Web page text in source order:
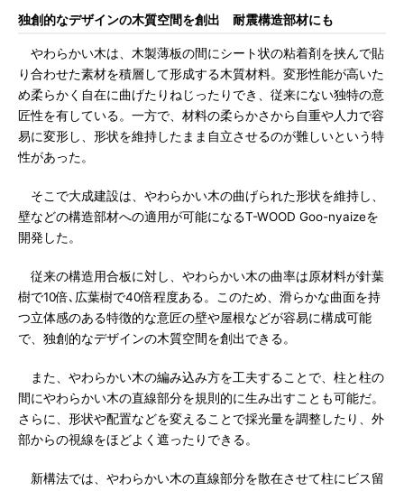
独創的なデザインの木質空間を創出 耐震構造部材にも
やわらかい木は、木製薄板の間にシート状の粘着剤を挟んで貼
り合わせた素材を積層して形成する木質材料。変形性能が高いた
め柔らかく自在に曲げたりねじったりでき、従来にない独特の意
匠性を有している。一方で、材料の柔らかさから自重や人力で容
易に変形し、形状を維持したまま自立させるのが難しいという特
性があった。
そこで大成建設は、やわらかい木の曲げられた形状を維持し、
壁などの構造部材への適用が可能になるT-WOOD Goo-nyaizeを
開発した。
従来の構造用合板に対し、やわらかい木の曲率は原材料が針葉
樹で10倍､広葉樹で40倍程度ある。このため、滑らかな曲面を持
つ立体感のある特徴的な意匠の壁や屋根などが容易に構成可能
で、独創的なデザインの木質空間を創出できる。
また、やわらかい木の編み込み方を工夫することで、柱と柱の
間にやわらかい木の直線部分を規則的に生み出すことも可能だ。
さらに、形状や配置などを変えることで採光量を調整したり、外
部からの視線をほどよく遮ったりできる。
新構法では、やわらかい木の直線部分を散在させて柱にビス留